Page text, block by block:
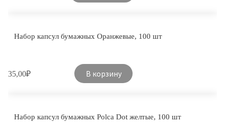
Набор капсул бумажных Оранжевые, 100 шт
35,00₽ В корзину
Набор капсул бумажных Polca Dot желтые, 100 шт